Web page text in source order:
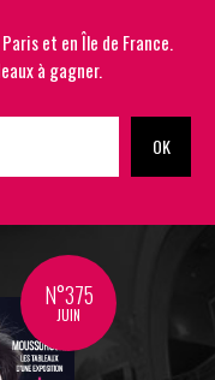
et en Île de France.
à gagner.
OK
N°375
JUIN